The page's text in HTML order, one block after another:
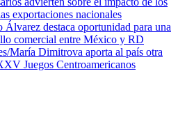
exportaciones nacionales
destaca oportunidad para una
comercial entre México y RD
María Dimitrova aporta al país otra
Juegos Centroamericanos